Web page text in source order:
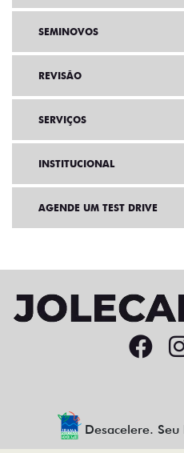
SEMINOVOS
REVISÃO
SERVIÇOS
INSTITUCIONAL
AGENDE UM TEST DRIVE
Desacelere.